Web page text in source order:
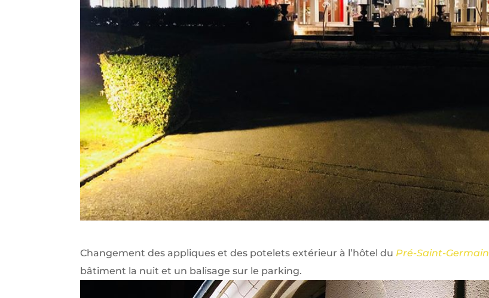
Changement des appliques et des potelets extérieur à l’hôtel du Pré-Saint-Germain
bâtiment la nuit et un balisage sur le parking.